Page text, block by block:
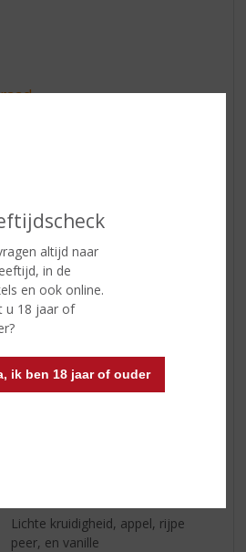
altijd naar
in de
en ook online.
u 18 jaar of
ik ben 18 jaar of ouder
Schotland
70 CL
Single Malt
Lichte kruidigheid, appel, rijpe
peer, en vanille